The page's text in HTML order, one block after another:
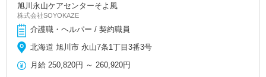
旭川永山ケアセンターそよ風
株式会社SOYOKAZE
介護職・ヘルパー / 契約職員
北海道 旭川市 永山7条1丁目3番3号
月給 250,820円 ～ 260,920円